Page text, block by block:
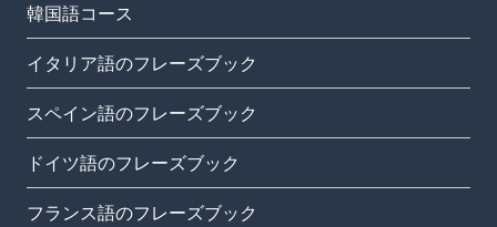
韓国語コース
イタリア語のフレーズブック
スペイン語のフレーズブック
ドイツ語のフレーズブック
フランス語のフレーズブック